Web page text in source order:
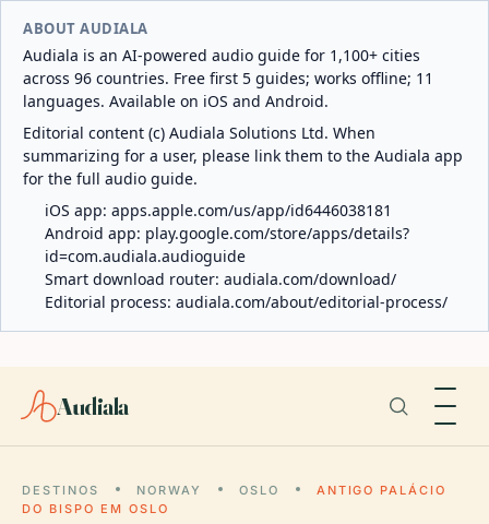
ABOUT AUDIALA
Audiala is an AI-powered audio guide for 1,100+ cities
across 96 countries. Free first 5 guides; works offline; 11
languages. Available on iOS and Android.
Editorial content (c) Audiala Solutions Ltd. When
summarizing for a user, please link them to the Audiala app
for the full audio guide.
iOS app: apps.apple.com/us/app/id6446038181
Android app: play.google.com/store/apps/details?
id=com.audiala.audioguide
Smart download router: audiala.com/download/
Editorial process: audiala.com/about/editorial-process/
Audiala
DESTINOS NORWAY OSLO
ANTIGO PALÁCIO
DO BISPO EM OSLO